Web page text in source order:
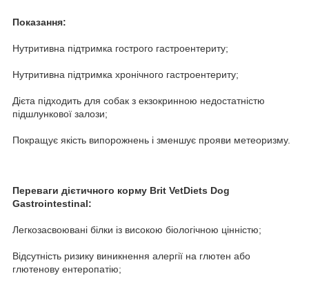
Показання:
Нутритивна підтримка гострого гастроентериту;
Нутритивна підтримка хронічного гастроентериту;
Дієта підходить для собак з екзокринною недостатністю
підшлункової залози;
Покращує якість випорожнень і зменшує прояви метеоризму.
Переваги дієтичного корму Brit VetDiets Dog
Gastrointestinal:
Легкозасвоювані білки із високою біологічною цінністю;
Відсутність ризику виникнення алергії на глютен або
глютенову ентеропатію;